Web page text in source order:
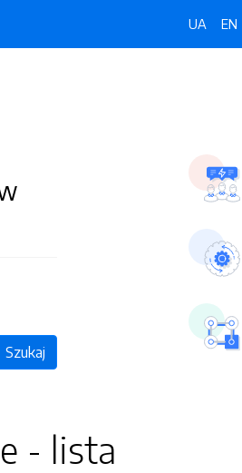
UA EN
Szukaj
- lista